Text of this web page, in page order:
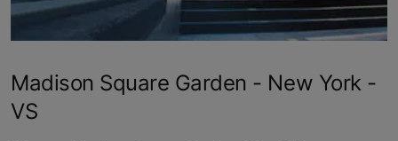
Madison Square Garden - New York -
VS